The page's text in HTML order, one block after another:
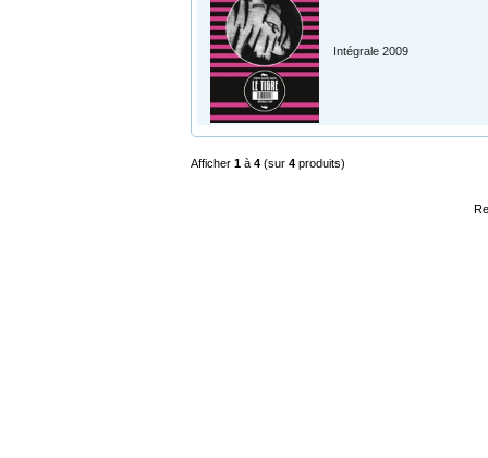
Intégrale 2009
Afficher 1 à 4 (sur 4 produits)